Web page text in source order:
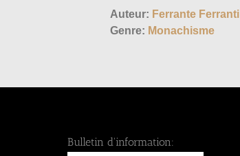
Auteur: Ferrante Ferranti
Genre: Monachisme
Bulletin d'information: